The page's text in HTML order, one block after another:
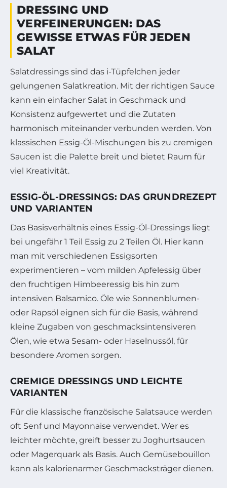
DRESSING UND
VERFEINERUNGEN: DAS
GEWISSE ETWAS FÜR JEDEN
SALAT
Salatdressings sind das i-Tüpfelchen jeder
gelungenen Salatkreation. Mit der richtigen Sauce
kann ein einfacher Salat in Geschmack und
Konsistenz aufgewertet und die Zutaten
harmonisch miteinander verbunden werden. Von
klassischen Essig-Öl-Mischungen bis zu cremigen
Saucen ist die Palette breit und bietet Raum für
viel Kreativität.
ESSIG-ÖL-DRESSINGS: DAS GRUNDREZEPT
UND VARIANTEN
Das Basisverhältnis eines Essig-Öl-Dressings liegt
bei ungefähr 1 Teil Essig zu 2 Teilen Öl. Hier kann
man mit verschiedenen Essigsorten
experimentieren – vom milden Apfelessig über
den fruchtigen Himbeeressig bis hin zum
intensiven Balsamico. Öle wie Sonnenblumen-
oder Rapsöl eignen sich für die Basis, während
kleine Zugaben von geschmacksintensiveren
Ölen, wie etwa Sesam- oder Haselnussöl, für
besondere Aromen sorgen.
CREMIGE DRESSINGS UND LEICHTE
VARIANTEN
Für die klassische französische Salatsauce werden
oft Senf und Mayonnaise verwendet. Wer es
leichter möchte, greift besser zu Joghurtsaucen
oder Magerquark als Basis. Auch Gemüsebouillon
kann als kalorienarmer Geschmacksträger dienen.